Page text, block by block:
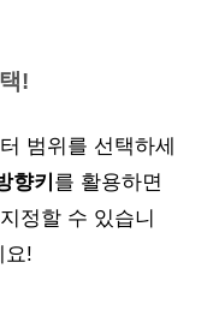
!
범위를 선택하세
키 를 활용하면
정할 수 있습니
요!